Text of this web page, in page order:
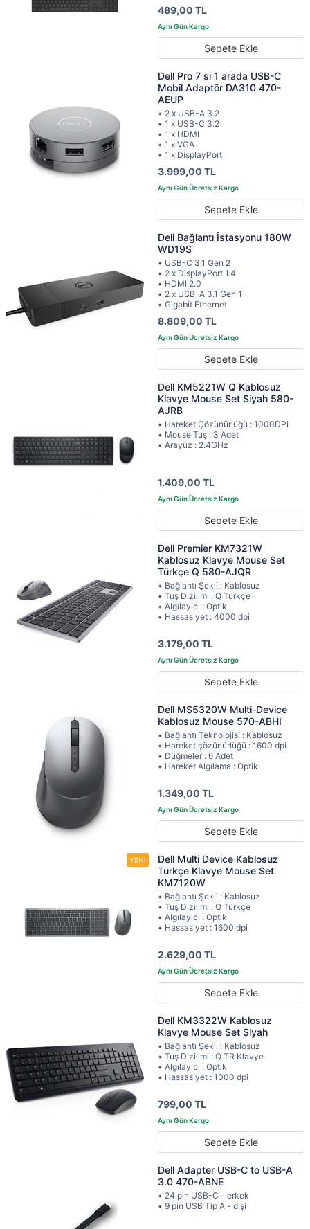
489,00 TL
Sepete Ekle
Dell Pro 7 si 1 arada USB-C
Mobil Adaptör DA310 470-
AEUP
• 2 x USB-A 3.2
• 1 x USB-C 3.2
• 1 x HDMI
• 1 x VGA
• 1 x DisplayPort
3.999,00 TL
Sepete Ekle
Dell Bağlantı İstasyonu 180W
WD19S
• USB-C 3.1 Gen 2
• 2 x DisplayPort 1.4
• HDMI 2.0
• 2 x USB-A 3.1 Gen 1
• Gigabit Ethernet
8.809,00 TL
Sepete Ekle
Dell KM5221W Q Kablosuz
Klavye Mouse Set Siyah 580-
AJRB
• Hareket Çözünürlüğü : 1000DPI
• Mouse Tuş : 3 Adet
• Arayüz : 2.4GHz
1.409,00 TL
Sepete Ekle
Dell Premier KM7321W
Kablosuz Klavye Mouse Set
Türkçe Q 580-AJQR
• Bağlantı Şekli : Kablosuz
• Tuş Dizilimi : Q Türkçe
• Algılayıcı : Optik
• Hassasiyet : 4000 dpi
3.179,00 TL
Sepete Ekle
Dell MS5320W Multi-Device
Kablosuz Mouse 570-ABHI
• Bağlantı Teknolojisi : Kablosuz
• Hareket çözünürlüğü : 1600 dpi
• Düğmeler : 6 Adet
• Hareket Algılama : Optik
1.349,00 TL
Sepete Ekle
Dell Multi Device Kablosuz
Türkçe Klavye Mouse Set
KM7120W
• Bağlantı Şekli : Kablosuz
• Tuş Dizilimi : Q Türkçe
• Algılayıcı : Optik
• Hassasiyet : 1600 dpi
2.629,00 TL
Sepete Ekle
Dell KM3322W Kablosuz
Klavye Mouse Set Siyah
• Bağlantı Şekli : Kablosuz
• Tuş Dizilimi : Q TR Klavye
• Algılayıcı : Optik
• Hassasiyet : 1000 dpi
799,00 TL
Sepete Ekle
Dell Adapter USB-C to USB-A
3.0 470-ABNE
• 24 pin USB-C - erkek
• 9 pin USB Tip A - dişi